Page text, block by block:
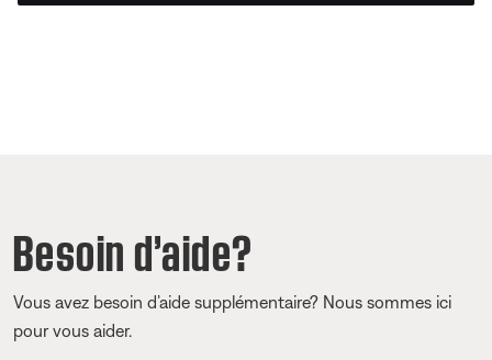
Besoin d’aide?
Vous avez besoin d’aide supplémentaire? Nous sommes ici
pour vous aider.